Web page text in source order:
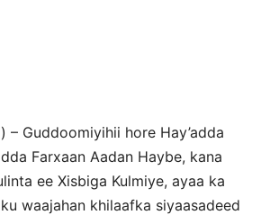
– Guddoomiyihii hore Hay’adda
Farxaan Aadan Haybe, kana
ee Xisbiga Kulmiye, ayaa ka
waajahan khilaafka siyaasadeed